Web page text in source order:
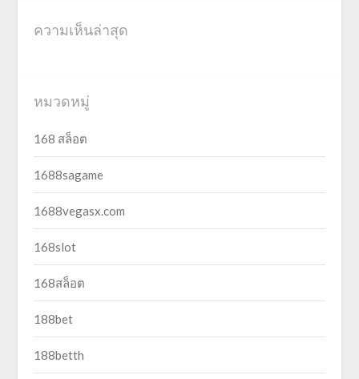
ความเห็นล่าสุด
หมวดหมู่
168 สล็อต
1688sagame
1688vegasx.com
168slot
168สล็อต
188bet
188betth